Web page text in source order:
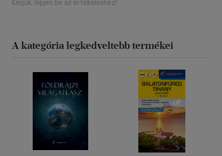
Kérjük, lépjen be az értékeléshez!
A kategória legkedveltebb termékei